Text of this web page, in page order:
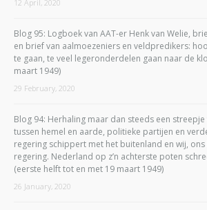
12 April, 2020
Blog 95: Logboek van AAT-er Henk van Welie,
en brief van aalmoezeniers en veldpredikers:
te gaan, te veel legeronderdelen gaan naar de
maart 1949)
29 February, 2020
Blog 94: Herhaling maar dan steeds een
tussen hemel en aarde, politieke partijen en
regering schippert met het buitenland en wij,
regering. Nederland op z’n achterste poten
(eerste helft tot en met 19 maart 1949)
26 January, 2020